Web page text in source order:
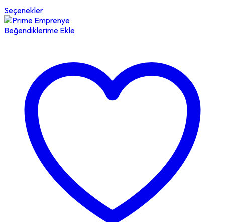
Seçenekler
Beğendiklerime Ekle